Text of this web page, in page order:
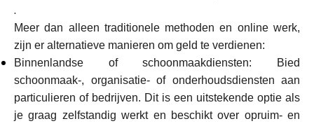
.
Meer dan alleen traditionele methoden en online werk,
zijn er alternatieve manieren om geld te verdienen:
Binnenlandse of schoonmaakdiensten: Bied
schoonmaak-, organisatie- of onderhoudsdiensten aan
particulieren of bedrijven. Dit is een uitstekende optie als
je graag zelfstandig werkt en beschikt over opruim- en